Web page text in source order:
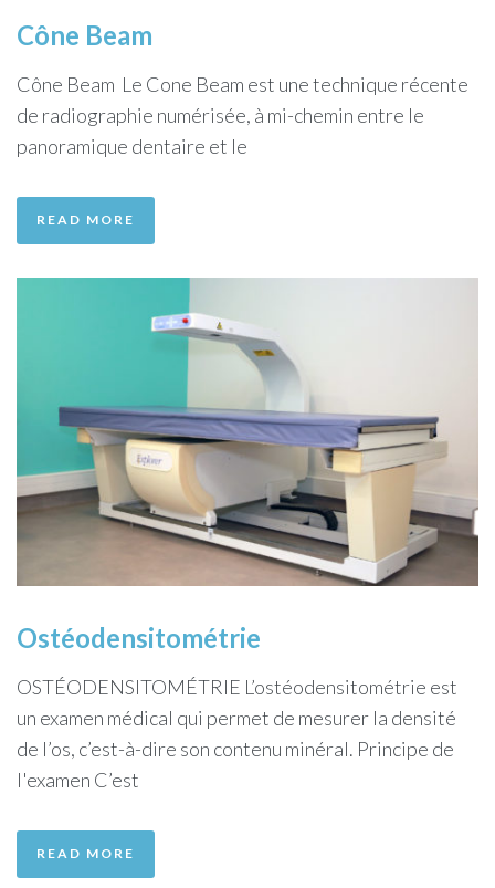
Cône Beam
Cône Beam Le Cone Beam est une technique récente
de radiographie numérisée, à mi-chemin entre le
panoramique dentaire et le
READ MORE
Ostéodensitométrie
OSTÉODENSITOMÉTRIE L’ostéodensitométrie est
un examen médical qui permet de mesurer la densité
de l’os, c’est-à-dire son contenu minéral. Principe de
l'examen​ C’est
READ MORE